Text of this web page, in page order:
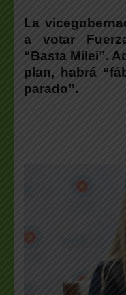
La
a votar
“Basta Milei”.
plan, habrá
parado”.